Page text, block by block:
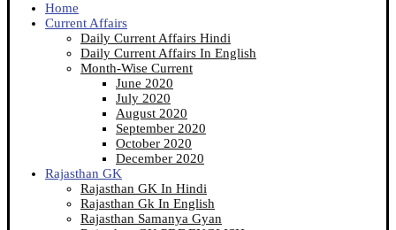
Home
Current Affairs
Daily Current Affairs Hindi
Daily Current Affairs In English
Month-Wise Current
June 2020
July 2020
August 2020
September 2020
October 2020
December 2020
Rajasthan GK
Rajasthan GK In Hindi
Rajasthan Gk In English
Rajasthan Samanya Gyan